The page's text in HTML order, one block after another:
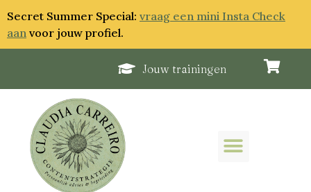
Secret Summer Special: vraag een mini Insta Check
aan voor jouw profiel.
Jouw trainingen